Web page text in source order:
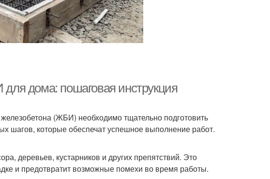
дома: пошаговая инструкция
(ЖБИ) необходимо тщательно подготовить
шагов, которые обеспечат успешное выполнение работ.
деревьев, кустарников и других препятствий. Это
и предотвратит возможные помехи во время работы.